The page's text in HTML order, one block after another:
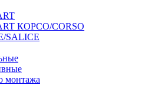
КОРСО/CORSO
SALICE
монтажа